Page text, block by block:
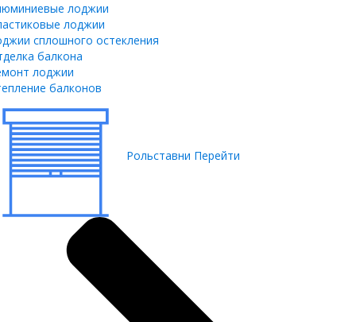
лоджии
лоджии
сплошного остекления
балкона
лоджии
балконов
Рольставни Перейти